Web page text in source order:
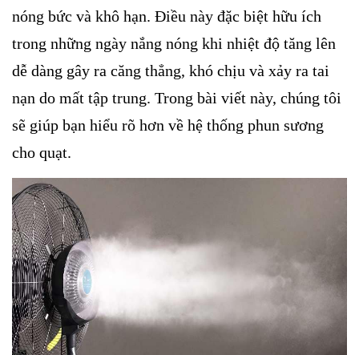
nóng bức và khô hạn. Điều này đặc biệt hữu ích
trong những ngày nắng nóng khi nhiệt độ tăng lên
dễ dàng gây ra căng thẳng, khó chịu và xảy ra tai
nạn do mất tập trung. Trong bài viết này, chúng tôi
sẽ giúp bạn hiểu rõ hơn về hệ thống phun sương
cho quạt.